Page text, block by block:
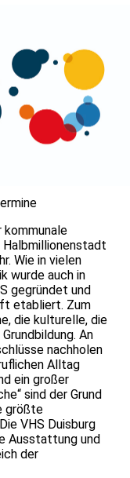
kommunale
Wie in vielen
wurde auch in
gegründet und
etabliert. Zum
die kulturelle, die
An
nachholen
Alltag
ein großer
sind der Grund
größte
VHS Duisburg
Ausstattung und
der